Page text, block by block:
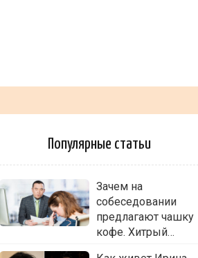
Популярные статьи
Зачем на
собеседовании
предлагают чашку
кофе. Хитрый…